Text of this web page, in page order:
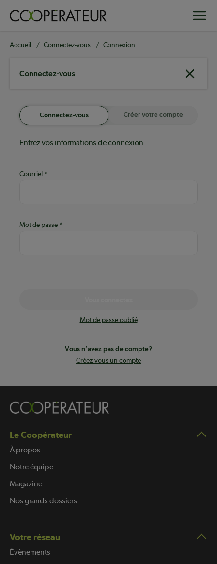
principal
Fil
Accueil Connectez-vous Connexion
Connectez-vous
Connectez-vous Créer votre compte
Entrez vos informations de connexion
Courriel
Mot de passe
Mot de passe oublié
Vous n’avez pas de compte?
Créez-vous un compte
Le Coopérateur
À propos
Notre équipe
Magazine
Nos grands dossiers
Votre réseau
Évènements